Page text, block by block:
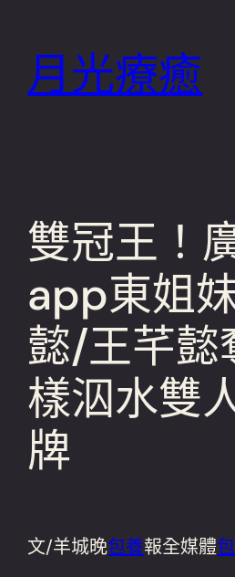
月光療癒
雙冠王！
app東姐
懿/王芊懿
樣泅水雙
牌
文/羊城晚包養報全媒體